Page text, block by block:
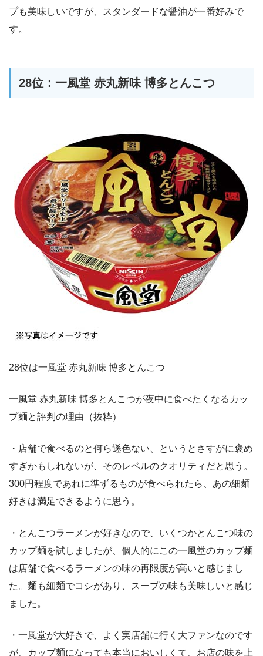
プも美味しいですが、スタンダードな醤油が一番好みで
す。
28位：一風堂 赤丸新味 博多とんこつ
28位は一風堂 赤丸新味 博多とんこつ
一風堂 赤丸新味 博多とんこつが夜中に食べたくなるカッ
プ麺と評判の理由（抜粋）
・店舗で食べるのと何ら遜色ない、というとさすがに褒め
すぎかもしれないが、そのレベルのクオリティだと思う。
300円程度であれに準ずるものが食べられたら、あの細麺
好きは満足できるように思う。
・とんこつラーメンが好きなので、いくつかとんこつ味の
カップ麺を試しましたが、個人的にこの一風堂のカップ麺
は店舗で食べるラーメンの味の再限度が高いと感じまし
た。麺も細麺でコシがあり、スープの味も美味しいと感じ
ました。
・一風堂が大好きで、よく実店舗に行く大ファンなのです
が、カップ麺になっても本当においしくて、お店の味を上